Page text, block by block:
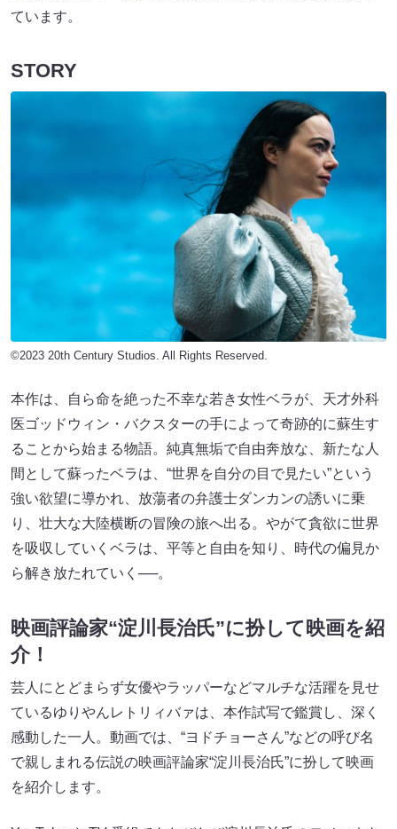
ています。
STORY
©2023 20th Century Studios. All Rights Reserved.
本作は、自ら命を絶った不幸な若き女性ベラが、天才外科
医ゴッドウィン・バクスターの手によって奇跡的に蘇生す
ることから始まる物語。純真無垢で自由奔放な、新たな人
間として蘇ったベラは、“世界を自分の目で見たい”という
強い欲望に導かれ、放蕩者の弁護士ダンカンの誘いに乗
り、壮大な大陸横断の冒険の旅へ出る。やがて貪欲に世界
を吸収していくベラは、平等と自由を知り、時代の偏見か
ら解き放たれていく──。
映画評論家“淀川長治氏”に扮して映画を紹
介！
芸人にとどまらず女優やラッパーなどマルチな活躍を見せ
ているゆりやんレトリィバァは、本作試写で鑑賞し、深く
感動した一人。動画では、“ヨドチョーさん”などの呼び名
で親しまれる伝説の映画評論家“淀川長治氏”に扮して映画
を紹介します。